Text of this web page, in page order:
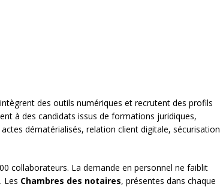
des outils numériques et recrutent des profils
à des candidats issus de formations juridiques,
dématérialisés, relation client digitale, sécurisation
collaborateurs. La demande en personnel ne faiblit
Les Chambres des notaires, présentes dans chaque